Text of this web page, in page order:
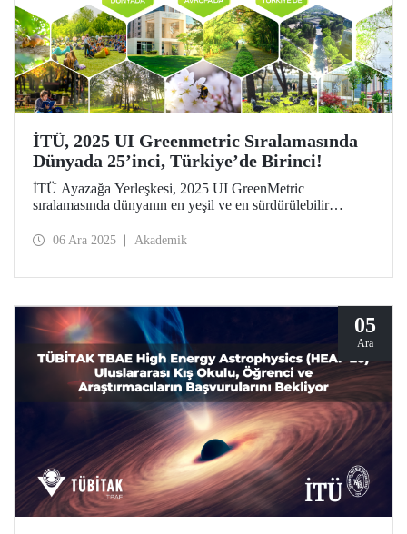
İTÜ, 2025 UI Greenmetric Sıralamasında
Dünyada 25’inci, Türkiye’de Birinci!
İTÜ Ayazağa Yerleşkesi, 2025 UI GreenMetric
sıralamasında dünyanın en yeşil ve en sürdürülebilir
1’inci olan İTÜ, bu başarısıyla dokuzuncu kez Türkiye
06 Ara 2025 Akademik
05
Ara